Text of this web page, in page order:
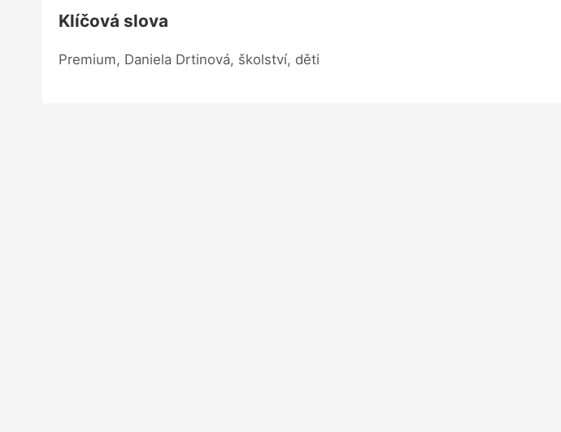
Klíčová slova
Premium, Daniela Drtinová, školství, děti